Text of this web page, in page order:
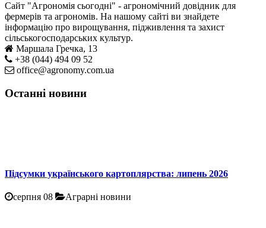
Сайт "Агрономія сьогодні" - агрономічний довідник для
фермерів та агрономів. На нашому сайті ви знайдете
інформацію про вирощування, підживлення та захист
сільськогосподарських культур.
Маршала Гречка, 13
+38 (044) 494 09 52
office@agronomy.com.ua
Останні новини
Підсумки українського картоплярства: липень 2026
серпня 08 Аграрні новини